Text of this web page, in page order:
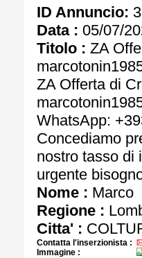
ID Annuncio:
Data : 05/07/
Titolo : ZA
ZA Offerta di
WhatsApp:
Concediamo
nostro tasso di
urgente
Nome : Marco
Regione :
Citta' :
Contatta l'inserzionista :
Immagine :